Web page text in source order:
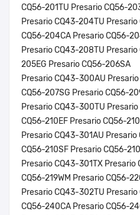
CQ56-201TU Presario CQ56-
Presario CQ43-204TU
CQ56-204CA Presario CQ56-
Presario CQ43-208TU
205EG Presario CQ56-206SA
Presario CQ43-300AU
CQ56-207SG Presario CQ56-
Presario CQ43-300TU
CQ56-210EF Presario CQ56-
Presario CQ43-301AU
CQ56-210SF Presario CQ56-
Presario CQ43-301TX
CQ56-219WM Presario CQ56-
Presario CQ43-302TU
CQ56-240CA Presario CQ56-